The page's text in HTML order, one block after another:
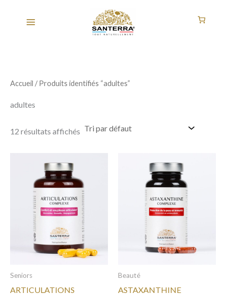
Accueil / Produits identifiés “adultes”
adultes
12 résultats affichés
Seniors
ARTICULATIONS
Beauté
ASTAXANTHINE